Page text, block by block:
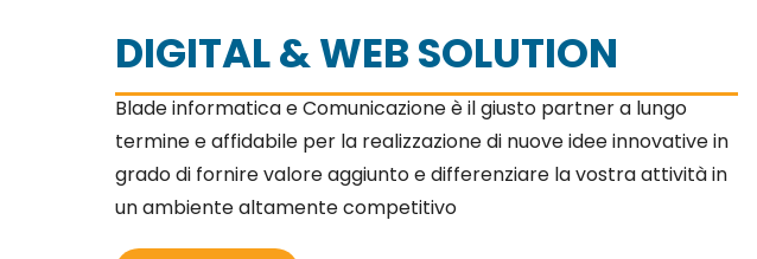
DIGITAL & WEB SOLUTION
Blade informatica e Comunicazione è il giusto partner a lungo
termine e affidabile per la realizzazione di nuove idee innovative in
grado di fornire valore aggiunto e differenziare la vostra attività in
un ambiente altamente competitivo